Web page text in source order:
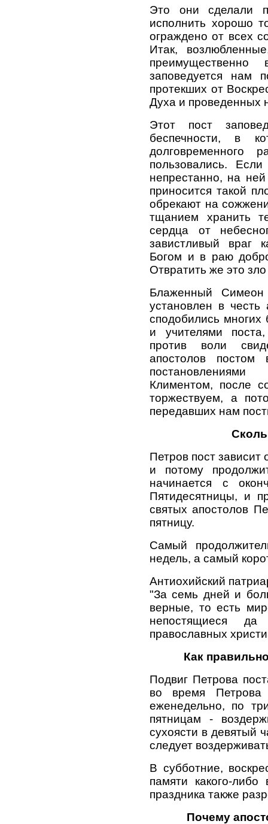
Это они сделали
исполнить хорошо
ограждено от всех
Итак,
заповедуется нам
протекших от
Духа и проведенных
Этот пост
беспечности, в
пользовались.
непрестанно, на
приносится такой
обрекают на
тщанием хранить
сердца от
завистливый враг
Богом и в раю
Отвратить же это
Блаженный Симеон
установлен в
сподобились многих
и учителями
против воли
апостолов
Климентом, после
торжествуем, а
передавших нам
Петров пост зависит
и потому
начинается с
Пятидесятницы, и
святых апостолов
пятницу.
Самый
недель, а самый
Антиохийский
"За семь дней и
верные, то есть
непостящиеся
православных
Как
Подвиг Петрова
во время Петрова
еженедельно, по
пятницам -
сухоясти в девятый
следует
В субботние,
памяти какого-
праздника также
Почему